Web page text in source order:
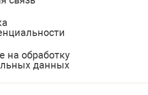
на обработку
данных